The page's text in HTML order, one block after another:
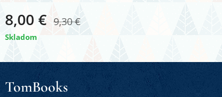
8,00 € 9,30€
Skladom
TomBooks